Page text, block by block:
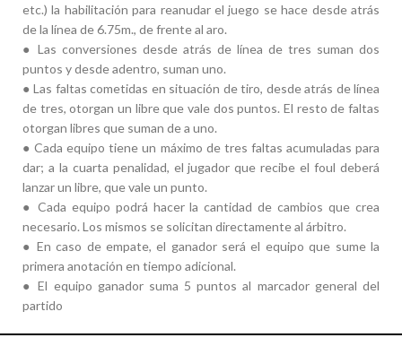
etc.) la habilitación para reanudar el juego se hace desde atrás
de la línea de 6.75m., de frente al aro.
● Las conversiones desde atrás de línea de tres suman dos
puntos y desde adentro, suman uno.
● Las faltas cometidas en situación de tiro, desde atrás de línea
de tres, otorgan un libre que vale dos puntos. El resto de faltas
otorgan libres que suman de a uno.
●Cada equipo tiene un máximo de tres faltas acumuladas para
dar; a la cuarta penalidad, el jugador que recibe el foul deberá
lanzar un libre, que vale un punto.
● Cada equipo podrá hacer la cantidad de cambios que crea
necesario. Los mismos se solicitan directamente al árbitro.
● En caso de empate, el ganador será el equipo que sume la
primera anotación en tiempo adicional.
●El equipo ganador suma 5 puntos al marcador general del
partido